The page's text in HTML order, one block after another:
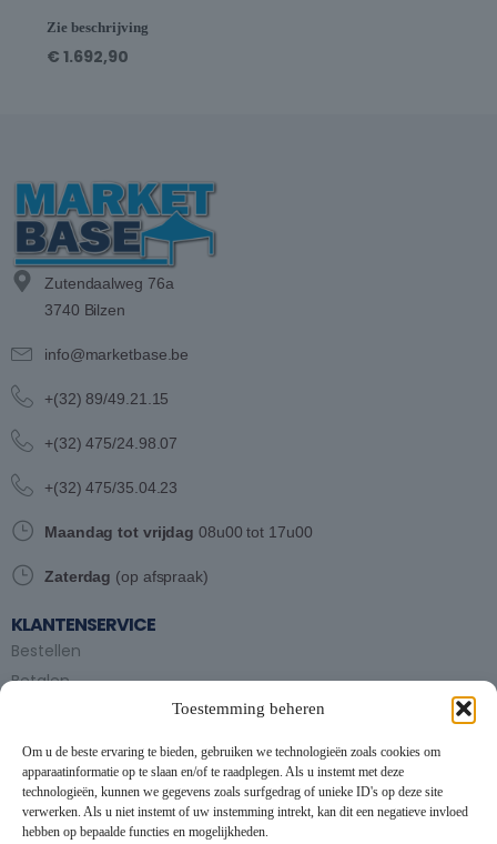
Toestemming beheren
Om u de beste ervaring te bieden, gebruiken we technologieën zoals cookies om
apparaatinformatie op te slaan en/of te raadplegen. Als u instemt met deze
technologieën, kunnen we gegevens zoals surfgedrag of unieke ID's op deze site
verwerken. Als u niet instemt of uw instemming intrekt, kan dit een negatieve invloed
hebben op bepaalde functies en mogelijkheden.
Zie beschrijving
€ 1.692,90
Zutendaalweg 76a
3740 Bilzen
info@marketbase.be
+(32) 89/49.21.15
+(32) 475/24.98.07
+(32) 475/35.04.23
Maandag tot vrijdag 08u00 tot 17u00
Zaterdag (op afspraak)
KLANTENSERVICE
Bestellen
Betalen
Partytent huren
Handleiding partytenten
VOORWAARDEN